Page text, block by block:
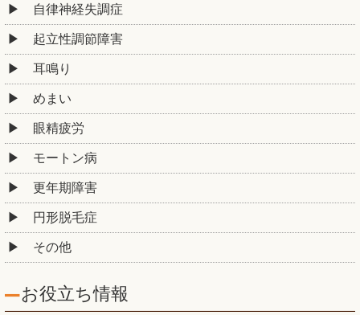
自律神経失調症
起立性調節障害
耳鳴り
めまい
眼精疲労
モートン病
更年期障害
円形脱毛症
その他
お役立ち情報